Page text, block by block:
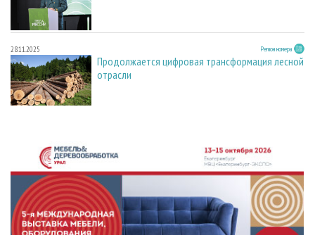
28.11.2025 Регион номера
Продолжается цифровая трансформация лесной
отрасли